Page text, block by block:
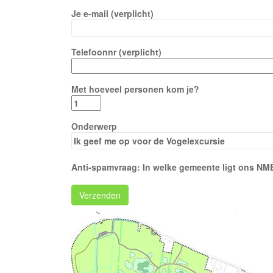
Je e-mail (verplicht)
Telefoonnr (verplicht)
Met hoeveel personen kom je?
Onderwerp
Anti-spamvraag: In welke gemeente ligt ons